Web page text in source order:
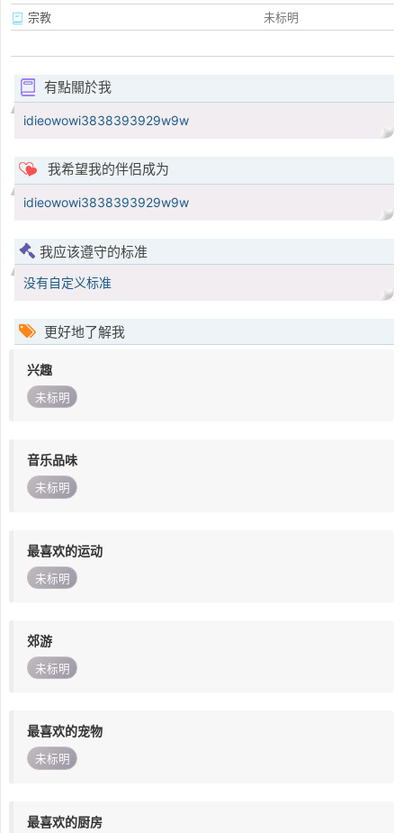
宗教
未标明
有點關於我
idieowowi3838393929w9w
我希望我的伴侣成为
idieowowi3838393929w9w
我应该遵守的标准
没有自定义标准
更好地了解我
兴趣
未标明
音乐品味
未标明
最喜欢的运动
未标明
郊游
未标明
最喜欢的宠物
未标明
最喜欢的厨房